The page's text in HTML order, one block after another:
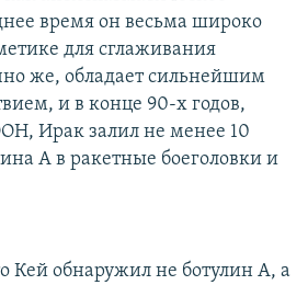
время он весьма широко
для сглаживания
же, обладает сильнейшим
и в конце 90-х годов,
Ирак залил не менее 10
А в ракетные боеголовки и
Кей обнаружил не ботулин А, а